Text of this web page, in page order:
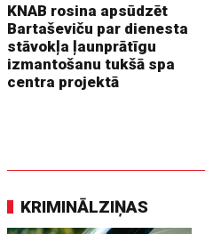
KNAB rosina apsūdzēt
Bartaševiču par dienesta
stāvokļa ļaunprātīgu
izmantošanu tukšā spa
centra projektā
KRIMINĀLZIŅAS